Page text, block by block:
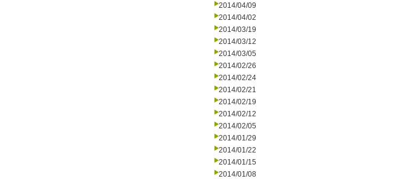
2014/04/09
2014/04/02
2014/03/19
2014/03/12
2014/03/05
2014/02/26
2014/02/24
2014/02/21
2014/02/19
2014/02/12
2014/02/05
2014/01/29
2014/01/22
2014/01/15
2014/01/08